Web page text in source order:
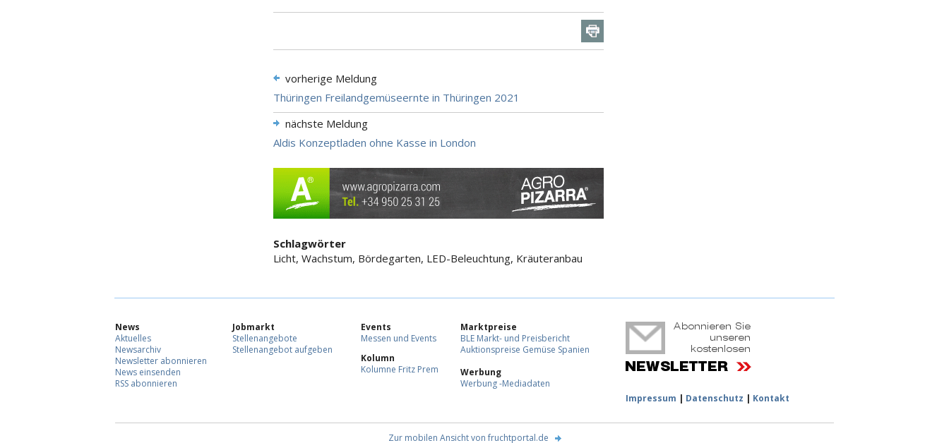
vorherige Meldung
Thüringen Freilandgemüseernte in Thüringen 2021
nächste Meldung
Aldis Konzeptladen ohne Kasse in London
Schlagwörter
Licht, Wachstum, Bördegarten, LED-Beleuchtung, Kräuteranbau
News
Aktuelles
Newsarchiv
Newsletter abonnieren
News einsenden
RSS abonnieren
Jobmarkt
Stellenangebote
Stellenangebot aufgeben
Events
Messen und Events
Kolumn
Kolumne Fritz Prem
Marktpreise
BLE Markt- und Preisbericht
Auktionspreise Gemüse Spanien
Werbung
Werbung -Mediadaten
Impressum | Datenschutz | Kontakt
Zur mobilen Ansicht von fruchtportal.de